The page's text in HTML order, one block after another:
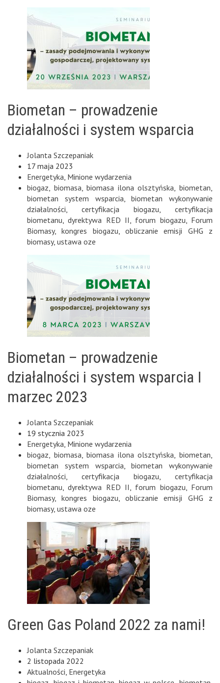
Biometan – prowadzenie
działalności i system wsparcia
Jolanta Szczepaniak
17 maja 2023
Energetyka, Minione wydarzenia
biogaz, biomasa,biomasa ilona olsztyńska,biometan,
biometan system wsparcia,biometan wykonywanie
działalności, certyfikacja biogazu, certyfikacja
biometanu,dyrektywa RED II, forum biogazu, Forum
Biomasy,kongres biogazu,obliczanie emisji GHG z
biomasy, ustawa oze
Biometan – prowadzenie
działalności i system wsparcia I
marzec 2023
Jolanta Szczepaniak
19 stycznia 2023
Energetyka, Minione wydarzenia
biogaz, biomasa,biomasa ilona olsztyńska,biometan,
biometan system wsparcia,biometan wykonywanie
działalności, certyfikacja biogazu, certyfikacja
biometanu,dyrektywa RED II, forum biogazu, Forum
Biomasy,kongres biogazu,obliczanie emisji GHG z
biomasy, ustawa oze
Green Gas Poland 2022 za nami!
Jolanta Szczepaniak
2 listopada 2022
Aktualności, Energetyka